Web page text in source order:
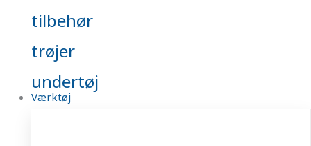
tilbehør
trøjer
undertøj
Værktøj